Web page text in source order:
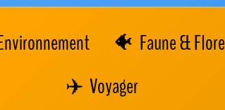
Faune & Flore
Voyager